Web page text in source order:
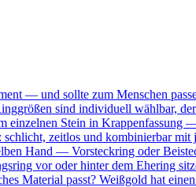
— und sollte zum Menschen
sind individuell wählbar,
einzelnen Stein in Krappenfassung
schlicht, zeitlos und kombinierbar
Hand — Vorsteckring oder
vor oder hinter dem Ehering
Material passt? Weißgold hat